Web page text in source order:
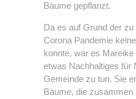
Biofeedback
Bäume gepflanzt.
Da es auf Grund der
Corona Pandemie
konnte, war es
etwas Nachhaltiges für
Gemeinde zu tun. Sie
Bäume, die